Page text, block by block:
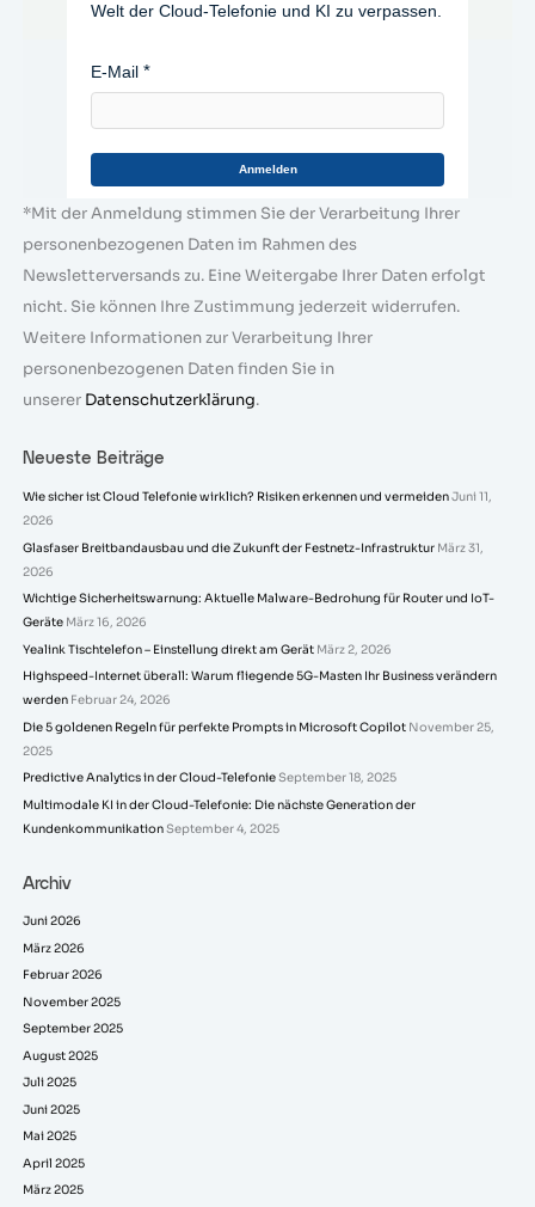
Welt der Cloud-Telefonie und KI zu verpassen.
E-Mail
Anmelden
*Mit der Anmeldung stimmen Sie der Verarbeitung Ihrer
personenbezogenen Daten im Rahmen des
Newsletterversands zu. Eine Weitergabe Ihrer Daten erfolgt
nicht. Sie können Ihre Zustimmung jederzeit widerrufen.
Weitere Informationen zur Verarbeitung Ihrer
personenbezogenen Daten finden Sie in
unserer Datenschutzerklärung.
Neueste Beiträge
Wie sicher ist Cloud Telefonie wirklich? Risiken erkennen und vermeidenJuni 11,
2026
Glasfaser Breitbandausbau und die Zukunft der Festnetz-Infrastruktur März 31,
2026
Wichtige Sicherheitswarnung: Aktuelle Malware-Bedrohung für Router und IoT-
Geräte März 16, 2026
Yealink Tischtelefon – Einstellung direkt am Gerät März 2, 2026
Highspeed-Internet überall: Warum fliegende 5G-Masten Ihr Business verändern
werden Februar 24, 2026
Die 5 goldenen Regeln für perfekte Prompts in Microsoft Copilot November 25,
2025
Predictive Analytics in der Cloud-TelefonieSeptember 18, 2025
Multimodale KI in der Cloud-Telefonie: Die nächste Generation der
KundenkommunikationSeptember 4, 2025
Archiv
Juni 2026
März 2026
Februar 2026
November 2025
September 2025
August 2025
Juli 2025
Juni 2025
Mai 2025
April 2025
März 2025